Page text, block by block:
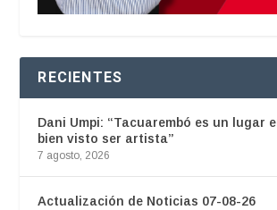
RECIENTES
Dani Umpi: “Tacuarembó es un lugar
bien visto ser artista”
7 agosto, 2026
Actualización de Noticias 07-08-26